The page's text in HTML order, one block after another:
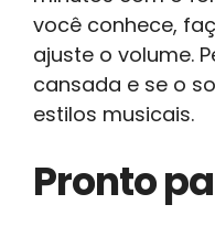
você conhece,
ajuste o volume.
cansada e se o
estilos musicais.
Pronto